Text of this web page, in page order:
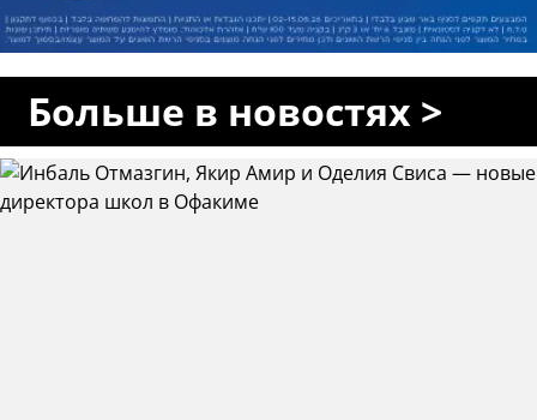
Больше в новостях >